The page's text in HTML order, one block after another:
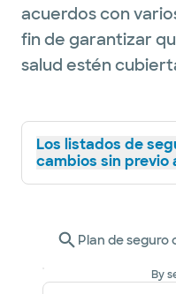
acuerdos con
fin de garantizar
salud estén
Los listados de
cambios sin previo
Plan de seguro
By